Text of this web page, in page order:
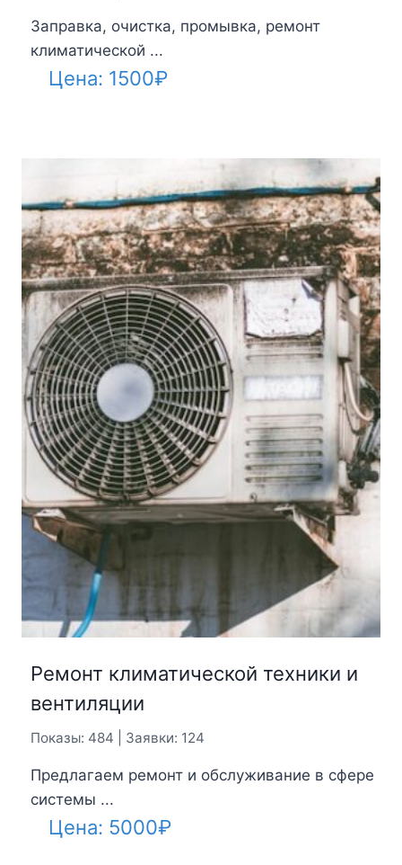
Заправка, очистка, промывка, ремонт
климатической ...
Цена: 1500₽
Ремонт климатической техники и
вентиляции
Показы: 484 | Заявки: 124
Предлагаем ремонт и обслуживание в сфере
системы ...
Цена: 5000₽